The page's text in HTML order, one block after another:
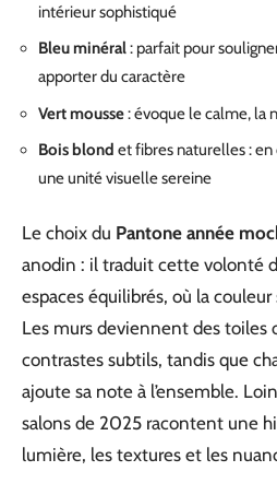
intérieur sophistiqué
Bleu minéral: parfait pour
apporter du caractère
Vert mousse: évoque le calme, la
Bois blond et fibres naturelles :
une unité visuelle sereine
Le choix du Pantone année
anodin : il traduit cette volonté
espaces équilibrés, où la couleur
Les murs deviennent des toiles
contrastes subtils, tandis que
ajoute sa note à l’ensemble.
salons de 2025 racontent une
lumière, les textures et les